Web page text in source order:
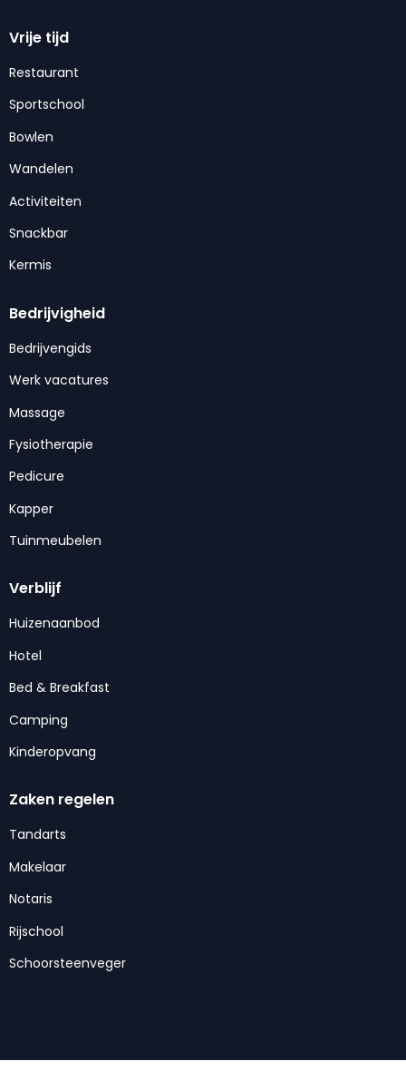
Vrije tijd
Restaurant
Sportschool
Bowlen
Wandelen
Activiteiten
Snackbar
Kermis
Bedrijvigheid
Bedrijvengids
Werk vacatures
Massage
Fysiotherapie
Pedicure
Kapper
Tuinmeubelen
Verblijf
Huizenaanbod
Hotel
Bed & Breakfast
Camping
Kinderopvang
Zaken regelen
Tandarts
Makelaar
Notaris
Rijschool
Schoorsteenveger